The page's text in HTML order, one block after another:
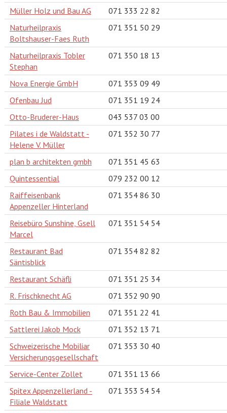
Müller Holz und Bau AG
071 333 22 82
Naturheilpraxis
Boltshauser-Faes Ruth
071 351 50 29
Naturheilpraxis Tobler
Stephan
071 350 18 13
Nova Energie GmbH
071 353 09 49
Ofenbau Jud
071 351 19 24
Otto-Bruderer-Haus
043 537 03 00
Pilates i de Waldstatt -
Helene V. Müller
071 352 30 77
plan b architekten gmbh
071 351 45 63
Quintessential
079 232 00 12
Raiffeisenbank
Appenzeller Hinterland
071 354 86 30
Reisebüro Sunshine, Gsell
Marcel
071 351 54 54
Restaurant Bad
Säntisblick
071 354 82 82
Restaurant Schäfli
071 351 25 34
R. Frischknecht AG
071 352 90 90
Roth Bau & Immobilien
071 351 22 41
Sattlerei Jakob Mock
071 352 13 71
Schweizerische Mobiliar
Versicherungsgesellschaft
071 353 30 40
Service-Center Zollet
071 351 13 66
Spitex Appenzellerland -
Filiale Waldstatt
071 353 54 54